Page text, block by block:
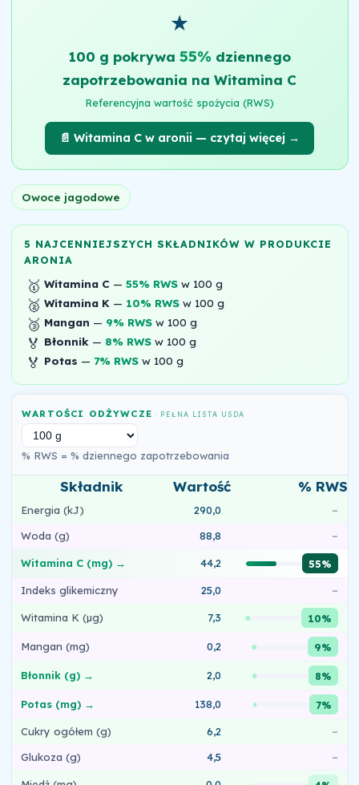
★
100 g pokrywa 55%dziennego
zapotrzebowania na Witamina C
Referencyjna wartość spożycia (RWS)
📄 Witamina C w aronii — czytaj więcej →
Owoce jagodowe
5 NAJCENNIEJSZYCH SKŁADNIKÓW W PRODUKCIE
ARONIA
🥇 Witamina C — 55% RWSw 100 g
🥈 Witamina K — 10% RWSw 100 g
🥉 Mangan — 9% RWSw 100 g
🏅 Błonnik— 8% RWSw 100 g
🏅 Potas — 7% RWSw 100 g
WARTOŚCI ODŻYWCZE· PEŁNA LISTA USDA
% RWS = % dziennego zapotrzebowania
Składnik Wartość % RWS
Energia (kJ) 290,0
–
Woda (g)
88,8 –
Witamina C (mg) → 44,2 55%
Indeks glikemiczny 25,0 –
Witamina K (µg) 7,3 10%
Mangan (mg) 0,2 9%
Błonnik (g) → 2,0 8%
Potas (mg) → 138,0 7%
Cukry ogółem (g) 6,2
–
Glukoza (g)
4,5 –